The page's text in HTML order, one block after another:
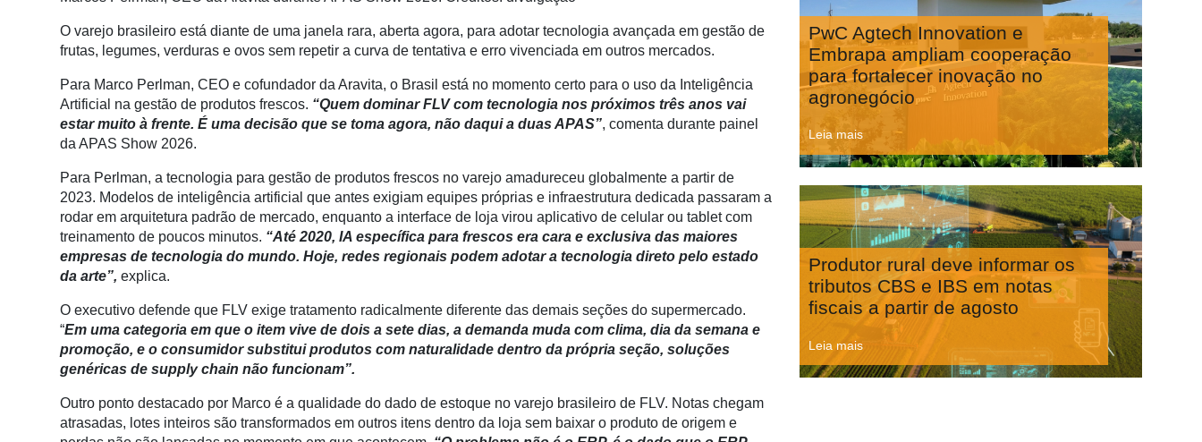
Destaque
Agricultura
Precisão
Robótica
Conectividade
O varejo brasileiro está diante de uma janela rara, aberta agora, para adotar tecnologia avançada em gestão de
frutas, legumes, verduras e ovos sem repetir a curva de tentativa e erro vivenciada em outros mercados.
Para Marco Perlman, CEO e cofundador da Aravita, o Brasil está no momento certo para o uso da Inteligência
Artificial na gestão de produtos frescos. “Quem dominar FLV com tecnologia nos próximos três anos vai
estar muito à frente. É uma decisão que se toma agora, não daqui a duas APAS”, comenta durante painel
da APAS Show 2026.
Para Perlman, a tecnologia para gestão de produtos frescos no varejo amadureceu globalmente a partir de
2023. Modelos de inteligência artificial que antes exigiam equipes próprias e infraestrutura dedicada passaram a
rodar em arquitetura padrão de mercado, enquanto a interface de loja virou aplicativo de celular ou tablet com
treinamento de poucos minutos. “Até 2020, IA específica para frescos era cara e exclusiva das maiores
empresas de tecnologia do mundo. Hoje, redes regionais podem adotar a tecnologia direto pelo estado
da arte”, explica.
O executivo defende que FLV exige tratamento radicalmente diferente das demais seções do supermercado.
“Em uma categoria em que o item vive de dois a sete dias, a demanda muda com clima, dia da semana e
promoção, e o consumidor substitui produtos com naturalidade dentro da própria seção, soluções
genéricas de supply chain não funcionam”.
Outro ponto destacado por Marco é a qualidade do dado de estoque no varejo brasileiro de FLV. Notas chegam
atrasadas, lotes inteiros são transformados em outros itens dentro da loja sem baixar o produto de origem e
PwC Agtech Innovation e
Embrapa ampliam cooperação
para fortalecer inovação no
agronegócio
Leia mais
Produtor rural deve informar os
tributos CBS e IBS em notas
fiscais a partir de agosto
Leia mais